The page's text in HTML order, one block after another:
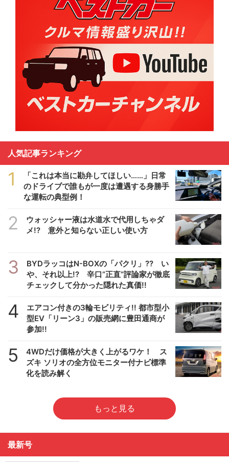
人気記事ランキング
1
「これは本当に勘弁してほしい……」日常
のドライブで誰もが一度は遭遇する身勝手
な運転の典型例！
2
ウォッシャー液は水道水で代用しちゃダ
メ!? 意外と知らない正しい使い方
3
BYDラッコはN-BOXの「パクリ」?? い
や、それ以上!? 辛口”正直”評論家が徹底
チェックして分かった隠れた真価!!
4
エアコン付きの3輪モビリティ!! 都市型小
型EV「リーン3」の販売網に豊田通商が
参加!!
5
4WDだけ価格が大きく上がるワケ！ ス
ズキ ソリオの全方位モニター付ナビ標準
化を読み解く
もっと見る
最新号